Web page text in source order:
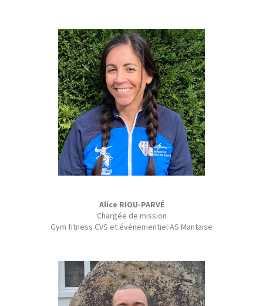
Alice RIOU-PARVÉ
Chargée de mission
Gym fitness CVS et événementiel AS Mantaise